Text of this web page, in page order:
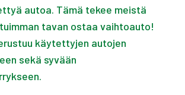
autoa. Tämä tekee meistä
tavan ostaa vaihtoauto!
käytettyjen autojen
sekä syvään